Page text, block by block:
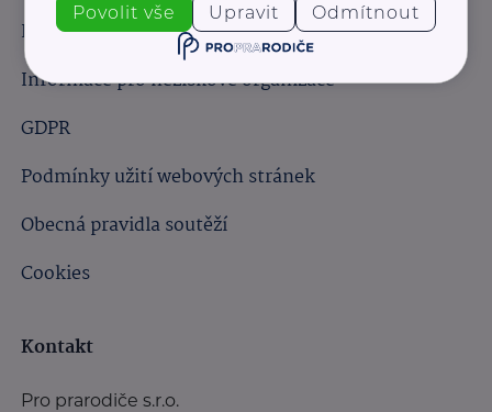
Informace pro obchodní partnery
Informace pro neziskové organizace
GDPR
Podmínky užití webových stránek
Obecná pravidla soutěží
Cookies
Kontakt
Pro prarodiče s.r.o.
Povolit vše Upravit Odmítnout